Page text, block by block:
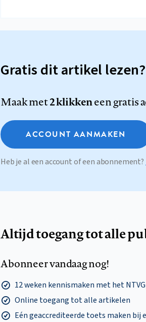
Gratis dit artikel lezen?
Maak met2 klikkeneen gratis
ACCOUNT AANMAKEN
Heb je al een account of een abonnement?
Altijd toegang tot alle
Abonneer vandaag nog!
12 weken kennismaken met het NTVG
Online toegang tot alle artikelen
Eén geaccrediteerde toets maken bij